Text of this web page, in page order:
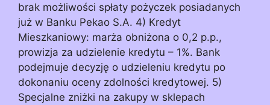
brak możliwości spłaty pożyczek posiadanych
już w Banku Pekao S.A. 4) Kredyt
Mieszkaniowy: marża obniżona o 0,2 p.p.,
prowizja za udzielenie kredytu – 1%. Bank
podejmuje decyzję o udzieleniu kredytu po
dokonaniu oceny zdolności kredytowej. 5)
Specjalne zniżki na zakupy w sklepach